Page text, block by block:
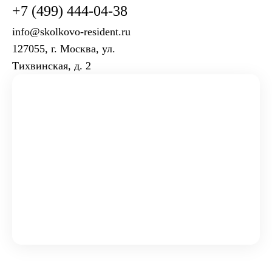
+7 (499) 444-04-38
info@skolkovo-resident.ru
127055, г. Москва, ул.
Тихвинская, д. 2